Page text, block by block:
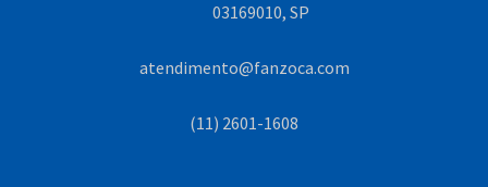
03169010, SP
atendimento@fanzoca.com
(11) 2601-1608